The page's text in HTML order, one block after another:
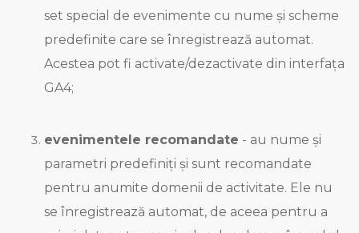
set special de evenimente cu nume și scheme
predefinite care se înregistrează automat.
Acestea pot fi activate/dezactivate din interfața
GA4;
evenimentele recomandate - au nume și
parametri predefiniți și sunt recomandate
pentru anumite domenii de activitate. Ele nu
se înregistrează automat, de aceea pentru a